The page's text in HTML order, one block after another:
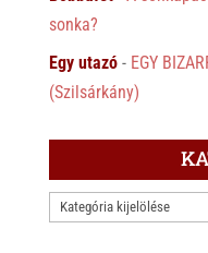
sonka?
Egy utazó- EGY
(Szilsárkány)
KATEGÓRIÁK